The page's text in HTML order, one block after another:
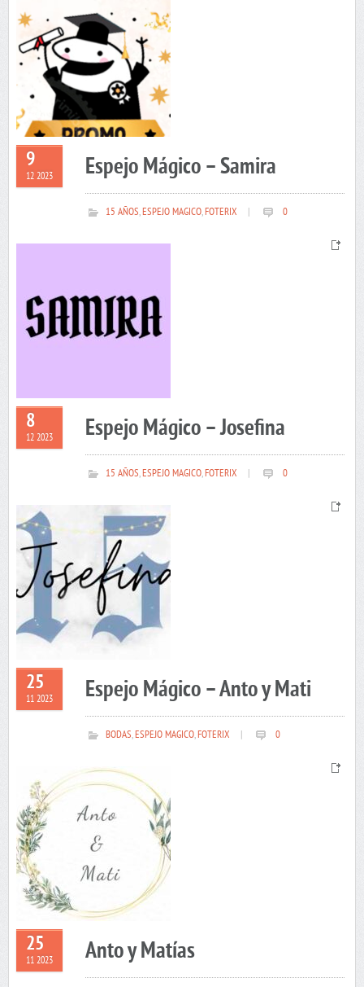
9
12 2023 Espejo Mágico – Samira
15 AÑOS,ESPEJO MAGICO,FOTERIX 0
8
12 2023 Espejo Mágico – Josefina
15 AÑOS,ESPEJO MAGICO,FOTERIX 0
25
11 2023 Espejo Mágico – Anto y Mati
BODAS,ESPEJO MAGICO,FOTERIX 0
25
11 2023 Anto y Matías